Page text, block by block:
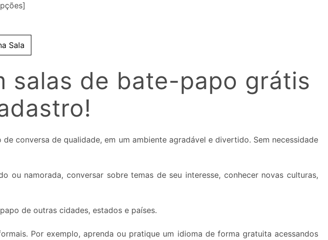
Sala
salas de bate-papo grátis
conversa de qualidade, em um ambiente agradável e divertido. Sem necessidade
namorada, conversar sobre temas de seu interesse, conhecer novas culturas,
de outras cidades, estados e países.
Por exemplo, aprenda ou pratique um idioma de forma gratuita acessandos